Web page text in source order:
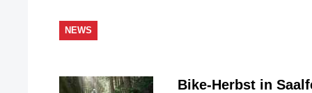
NEWS
Bike-Herbst in